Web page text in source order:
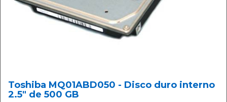
Toshiba MQ01ABD050 - Disco duro interno
2.5" de 500 GB